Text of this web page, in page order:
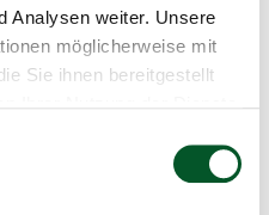
Analysen weiter. Unsere
möglicherweise mit
Sie ihnen bereitgestellt
Oft fehlen
die beste Entscheidung
Produkt am Ende seines
eingeführt, der diese